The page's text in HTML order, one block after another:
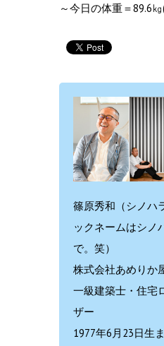
～今日の体重＝89.6㎏
篠原秀和（シノハ
ックネームはシノ
で。笑）
株式会社あめり
一級建築士・住宅
ザー
1977年6月23日生